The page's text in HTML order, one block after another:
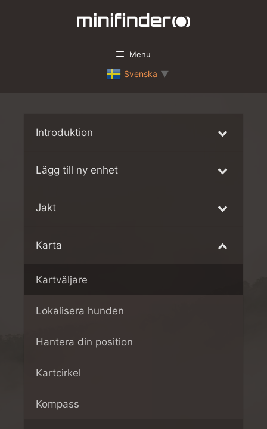
Menu
Svenska ▼
Introduktion
Lägg till ny enhet
Jakt
Karta
Kartväljare
Lokalisera hunden
Hantera din position
Kartcirkel
Kompass